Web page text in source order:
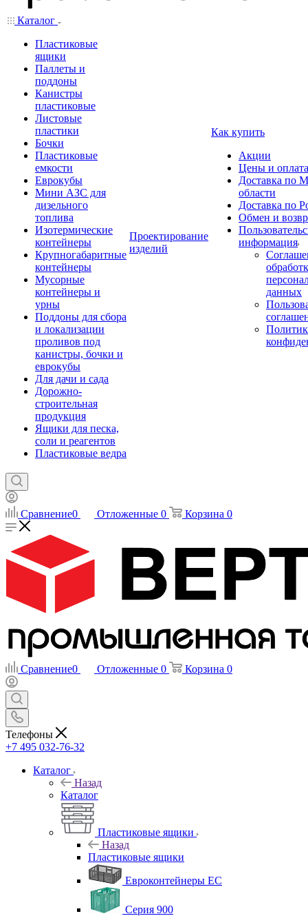
Каталог
Пластиковые
ящики
Паллеты и
поддоны
Канистры
пластиковые
Листовые
пластики
Бочки
Пластиковые
емкости
Еврокубы
Мини АЗС для
дизельного
топлива
Изотермические
контейнеры
Крупногабаритные
контейнеры
Мусорные
контейнеры и
урны
Поддоны для сбора
и локализации
проливов под
канистры, бочки и
еврокубы
Для дачи и сада
Дорожно-
строительная
продукция
Ящики для песка,
соли и реагентов
Пластиковые ведра
Проектирование
изделий
Как купить
Акции
Цены и оплата
Доставка по
области
Доставка по
Обмен и
информация
данных
Сравнение0 Отложенные 0 Корзина 0
Сравнение0 Отложенные 0 Корзина 0
Телефоны
+7 495 032-76-32
Каталог
Назад
Каталог
Пластиковые ящики
Назад
Пластиковые ящики
Евроконтейнеры ЕС
Серия 900